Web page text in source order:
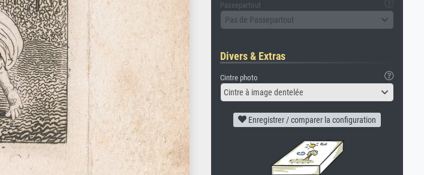
Passepartout
Pas de Passepartout
Divers & Extras
Cintre photo
Cintre à image dentelée
Enregistrer / comparer la configuration